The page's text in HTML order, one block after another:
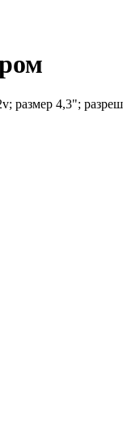
размер 4,3";